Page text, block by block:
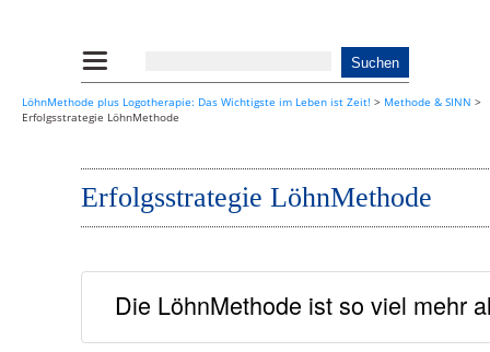
LöhnMethode plus Logotherapie: Das Wichtigste im Leben ist Zeit! > Methode & SINN >
Erfolgsstrategie LöhnMethode
Erfolgsstrategie LöhnMethode
Die LöhnMethode ist so viel mehr